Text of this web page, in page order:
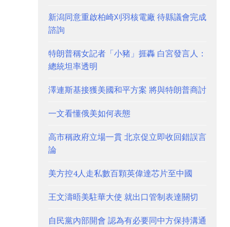
新潟同意重啟柏崎刈羽核電廠 待縣議會完成
諮詢
特朗普稱女記者「小豬」捱轟 白宮發言人：
總統坦率透明
澤連斯基接獲美國和平方案 將與特朗普商討
一文看懂俄美如何表態
高市稱政府立場一貫 北京促立即收回錯誤言
論
美方控4人走私數百顆英偉達芯片至中國
王文濤晤美駐華大使 就出口管制表達關切
自民黨內部開會 認為有必要同中方保持溝通